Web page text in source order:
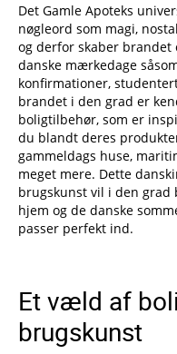
Det Gamle Apoteks
nøgleord som magi,
og derfor skaber
danske mærkedage
konfirmationer,
brandet i den grad er
boligtilbehør, som er
du blandt deres
gammeldags huse,
meget mere. Dette
brugskunst vil i den grad
hjem og de danske
passer perfekt ind.
Et væld af
brugskunst